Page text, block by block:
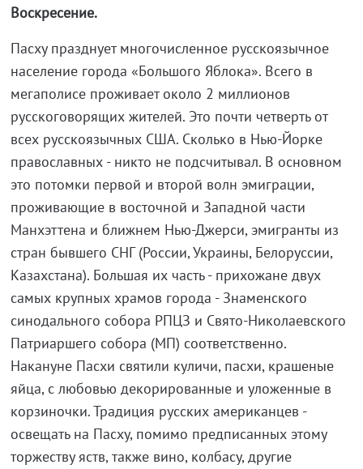
Воскресение.
Пасху празднует многочисленное русскоязычное
население города «Большого Яблока». Всего в
мегаполисе проживает около 2 миллионов
русскоговорящих жителей. Это почти четверть от
всех русскоязычных США. Сколько в Нью-Йорке
православных - никто не подсчитывал. В основном
это потомки первой и второй волн эмиграции,
проживающие в восточной и Западной части
Манхэттена и ближнем Нью-Джерси, эмигранты из
стран бывшего СНГ (России, Украины, Белоруссии,
Казахстана). Большая их часть - прихожане двух
самых крупных храмов города - Знаменского
синодального собора РПЦЗ и Свято-Николаевского
Патриаршего собора (МП) соответственно.
Накануне Пасхи святили куличи, пасхи, крашеные
яйца, с любовью декорированные и уложенные в
корзиночки. Традиция русских американцев -
освещать на Пасху, помимо предписанных этому
торжеству яств, также вино, колбасу, другие